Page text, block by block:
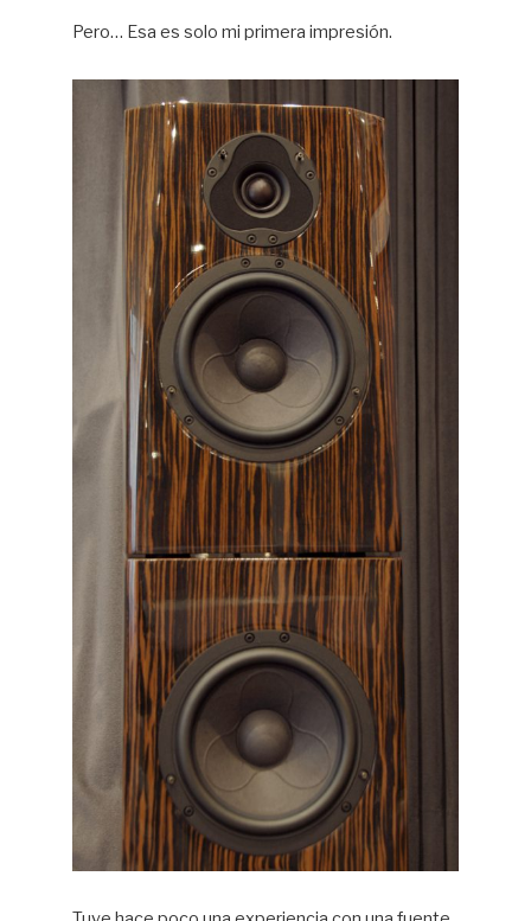
Pero… Esa es solo mi primera impresión.